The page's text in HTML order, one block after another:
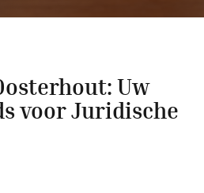
Uw
voor Juridische